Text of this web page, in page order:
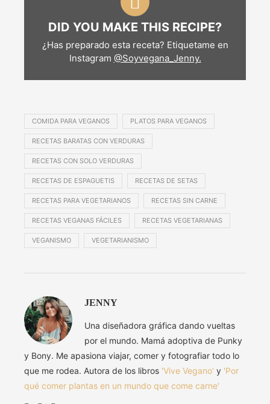
DID YOU MAKE THIS RECIPE?
¿Has preparado esta receta? Etiquetame en
Instagram @Soyvegana_Jenny.
COMIDA PARA VEGANOS PLATOS PARA VEGANOS
RECETAS BARATAS CON VERDURAS
RECETAS CON SOLO VERDURAS
RECETAS DE ESPAGUETIS RECETAS DE SETAS
RECETAS PARA VEGETARIANOS RECETAS SIN CARNE
RECETAS VEGANAS FÁCILES RECETAS VEGETARIANAS
VEGANISMO VEGETARIANISMO
JENNY
Una diseñadora gráfica dando vueltas
por el mundo. Mamá adoptiva de Punky
y Bony. Me apasiona viajar, comer y fotografiar todo lo
que me rodea. Autora de los libros 'Vive Vegano' y 'Por
qué comer plantas en un mundo que come carne'